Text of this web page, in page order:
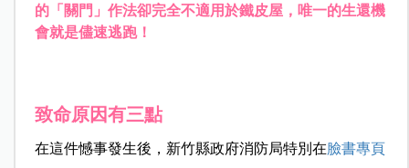
的「關門」作法卻完全不適用於鐵皮屋，唯一的生還機
會就是儘速逃跑！
致命原因有三點
在這件憾事發生後，新竹縣政府消防局特別在臉書專頁